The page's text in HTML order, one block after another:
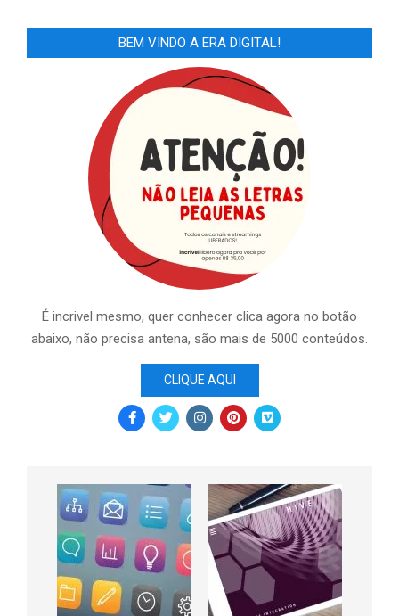
BEM VINDO A ERA DIGITAL!
É incrivel mesmo, quer conhecer clica agora no botão
abaixo, não precisa antena, são mais de 5000 conteúdos.
CLIQUE AQUI